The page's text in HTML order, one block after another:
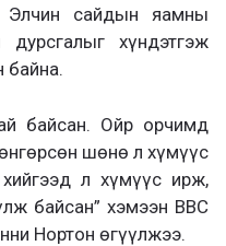
сайдын яамны
хүндэтгэж
байна.
байсан. Ойр орчимд
шөнө л хүмүүс
л хүмүүс ирж,
байсан” хэмээн ВВС
Нортон өгүүлжээ.